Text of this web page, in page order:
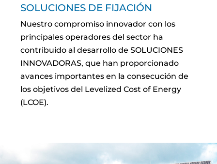
SOLUCIONES DE FIJACIÓN
Nuestro compromiso innovador con los
principales operadores del sector ha
contribuido al desarrollo de SOLUCIONES
INNOVADORAS, que han proporcionado
avances importantes en la consecución de
los objetivos del Levelized Cost of Energy
(LCOE).